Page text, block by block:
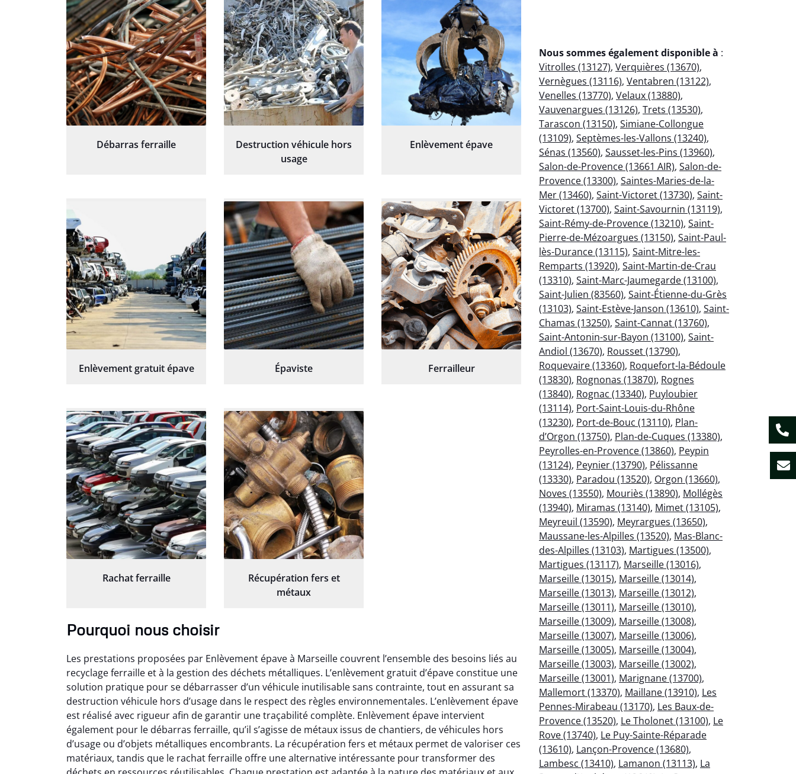
Débarras ferraille
Destruction véhicule hors
usage
Enlèvement épave
Enlèvement gratuit épave Épaviste Ferrailleur
Rachat ferraille
Récupération fers et
métaux
Pourquoi nous choisir
Les prestations proposées par Enlèvement épave à Marseille couvrent l’ensemble des besoins liés au
recyclage ferraille et à la gestion des déchets métalliques. L’enlèvement gratuit d’épave constitue une
solution pratique pour se débarrasser d’un véhicule inutilisable sans contrainte, tout en assurant sa
destruction véhicule hors d’usage dans le respect des règles environnementales. L’enlèvement épave
est réalisé avec rigueur afin de garantir une traçabilité complète. Enlèvement épave intervient
également pour le débarras ferraille, qu’il s’agisse de métaux issus de chantiers, de véhicules hors
d’usage ou d’objets métalliques encombrants. La récupération fers et métaux permet de valoriser ces
matériaux, tandis que le rachat ferraille offre une alternative intéressante pour transformer des
Nous sommes également disponible à :
Vitrolles (13127), Verquières (13670),
Vernègues (13116), Ventabren (13122),
Venelles (13770), Velaux (13880),
Vauvenargues (13126), Trets (13530),
Tarascon (13150), Simiane-Collongue
(13109), Septèmes-les-Vallons (13240),
Sénas (13560), Sausset-les-Pins (13960),
Salon-de-Provence (13661 AIR), Salon-de-
Provence (13300), Saintes-Maries-de-la-
Mer (13460), Saint-Victoret (13730), Saint-
Victoret (13700), Saint-Savournin (13119),
Saint-Rémy-de-Provence (13210), Saint-
Pierre-de-Mézoargues (13150), Saint-Paul-
lès-Durance (13115), Saint-Mitre-les-
Remparts (13920), Saint-Martin-de-Crau
(13310), Saint-Marc-Jaumegarde (13100),
Saint-Julien (83560), Saint-Étienne-du-Grès
(13103), Saint-Estève-Janson (13610), Saint-
Chamas (13250), Saint-Cannat (13760),
Saint-Antonin-sur-Bayon (13100), Saint-
Andiol (13670), Rousset (13790),
Roquevaire (13360), Roquefort-la-Bédoule
(13830), Rognonas (13870), Rognes
(13840), Rognac (13340), Puyloubier
(13114), Port-Saint-Louis-du-Rhône
(13230), Port-de-Bouc (13110), Plan-
d’Orgon (13750), Plan-de-Cuques (13380),
Peyrolles-en-Provence (13860), Peypin
(13124), Peynier (13790), Pélissanne
(13330), Paradou (13520), Orgon (13660),
Noves (13550), Mouriès (13890), Mollégès
(13940), Miramas (13140), Mimet (13105),
Meyreuil (13590), Meyrargues (13650),
Maussane-les-Alpilles (13520), Mas-Blanc-
des-Alpilles (13103), Martigues (13500),
Martigues (13117), Marseille (13016),
Marseille (13015), Marseille (13014),
Marseille (13013), Marseille (13012),
Marseille (13011), Marseille (13010),
Marseille (13009), Marseille (13008),
Marseille (13007), Marseille (13006),
Marseille (13005), Marseille (13004),
Marseille (13003), Marseille (13002),
Marseille (13001), Marignane (13700),
Mallemort (13370), Maillane (13910), Les
Pennes-Mirabeau (13170), Les Baux-de-
Provence (13520), Le Tholonet (13100), Le
Rove (13740), Le Puy-Sainte-Réparade
(13610), Lançon-Provence (13680),
Lambesc (13410), Lamanon (13113), La